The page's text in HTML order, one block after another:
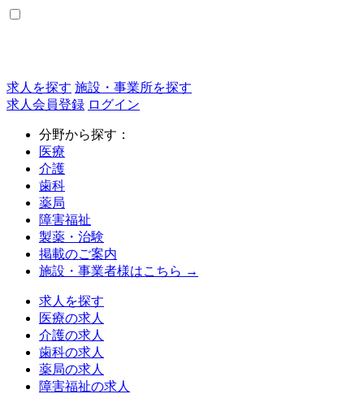
求人を探す 施設・事業所を探す
求人会員登録 ログイン
分野から探す：
医療
介護
歯科
薬局
障害福祉
製薬・治験
掲載のご案内
施設・事業者様はこちら →
求人を探す
医療の求人
介護の求人
歯科の求人
薬局の求人
障害福祉の求人